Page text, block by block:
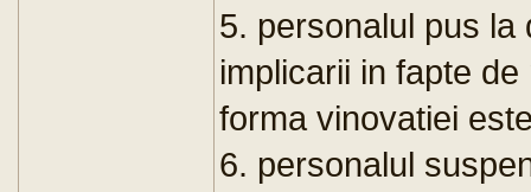
5. personalul pus la
implicarii in fapte
forma vinovatiei
6. personalul